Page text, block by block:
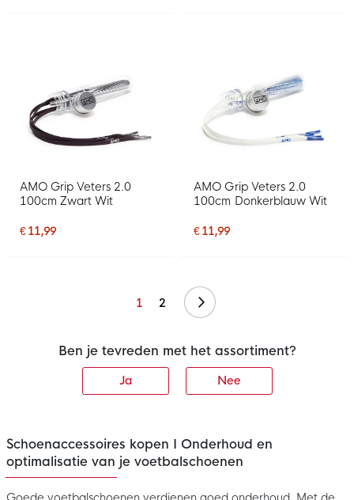
AMO Grip Veters 2.0
100cm Zwart Wit
€ 11,99
AMO Grip Veters 2.0
100cm Donkerblauw Wit
€ 11,99
1 2 Volgende
Ben je tevreden met het assortiment?
Ja Nee
Schoenaccessoires kopen I Onderhoud en
optimalisatie van je voetbalschoenen